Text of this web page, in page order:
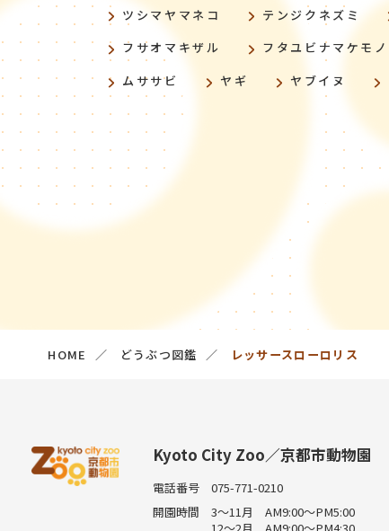
ツシマヤマネコ
テンジクネズミ
フサオマキザル
フタユビナマケモノ
ムササビ
ヤギ ヤブイヌ
HOME どうぶつ図鑑 レッサースローロリス
Kyoto City Zoo／京都市動物園
電話番号
075-771-0210
開園時間
3～11月 AM9:00～PM5:00